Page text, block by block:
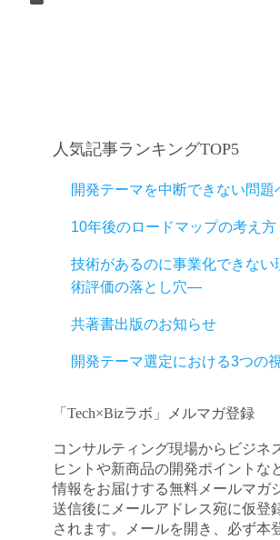
人気記事ランキングTOP5
開発テーマを中断できない問題
10年後のロードマップの考え方
技術があるのに事業化できな
術評価の落とし穴―
共著書出版のお知らせ
開発テーマ選定における3つの
「Tech×Bizラボ」メルマガ登録
コンサルティング現場からビジネ
ヒントや新商品の開発ポイントな
情報をお届けする無料メールマガ
送信後にメールアドレス宛に仮登
されます。メールを開き、必ず本